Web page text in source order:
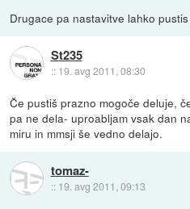
Drugace pa nastavitve lahko
St235
:: 19. avg 2011, 08:30
Če pustiš prazno mogoče deluje,
pa ne dela- uproabljam vsak dan
miru in mmsji še vedno delajo.
tomaz-
:: 19. avg 2011, 09:13